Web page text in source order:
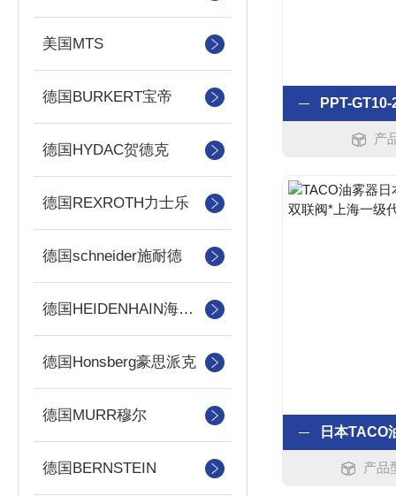
美国MTS
德国BURKERT宝帝
德国HYDAC贺德克
德国REXROTH力士乐
德国schneider施耐德
德国HEIDENHAIN海德汉
德国Honsberg豪思派克
德国MURR穆尔
德国BERNSTEIN
产
产品